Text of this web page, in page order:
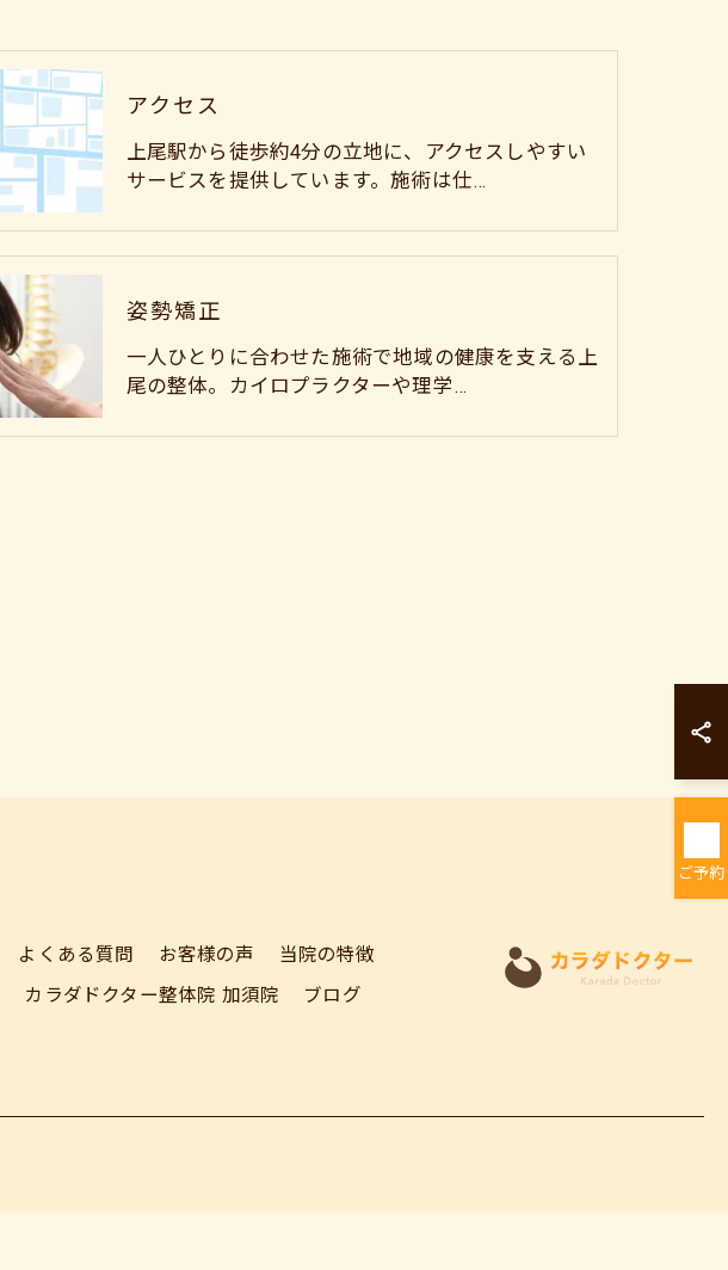
アクセス
上尾駅から徒歩約4分の立地に、アクセスしやすい
サービスを提供しています。施術は仕…
姿勢矯正
一人ひとりに合わせた施術で地域の健康を支える上
尾の整体。カイロプラクターや理学…
ご予約
カラダドクター
カラダドクター
よくある質問 お客様の声
当院の特徴
カラダドクター整体院 加須院
ブログ